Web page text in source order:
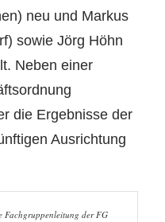
neu und Markus
sowie Jörg Höhn
Neben einer
die Ergebnisse der
Ausrichtung
Fachgruppenleitung der FG